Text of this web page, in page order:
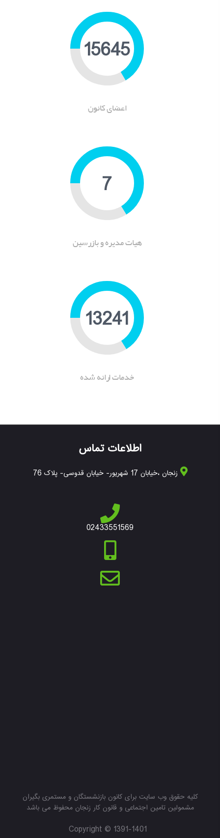
19209
اعضای کانون
9
هیات مدیره و بازرسین
16299
خدمات ارانه شده
اطلاعات تماس
زنجان ،خیابان 17 شهریور- خیابان قدوسی- پلاک 76
02433551569
کلیه حقوق وب سایت برای کانون بازنشستگان و مستمری بگیران
مشمولین تامین اجتماعی و قانون کار زنجان محفوظ می باشد